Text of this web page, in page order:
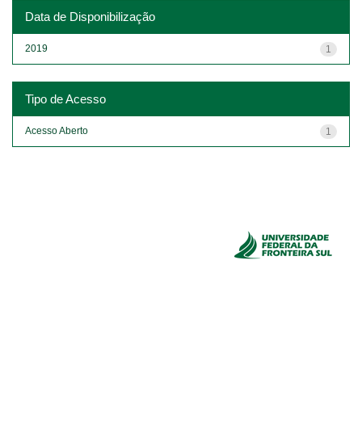
Data de Disponibilização
1
2019
Tipo de Acesso
1
Acesso Aberto